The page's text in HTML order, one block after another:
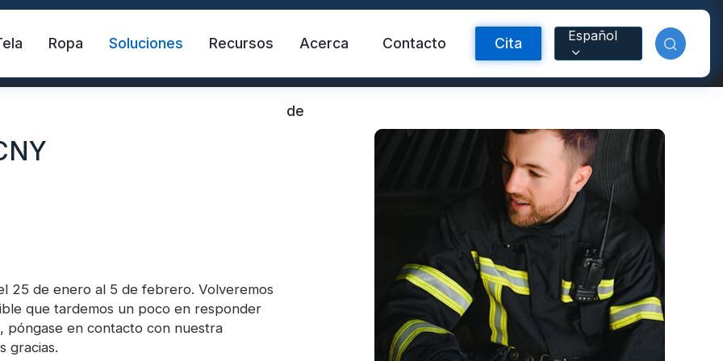
Ropa Soluciones Recursos Acerca
de
Contacto Cita Español
Cinta reflectante FR Material reflectante
de transferencia de calor Tela reflectante arcoíris
25 de enero al 5 de febrero. Volveremos
que tardemos un poco en responder
póngase en contacto con nuestra
gracias.